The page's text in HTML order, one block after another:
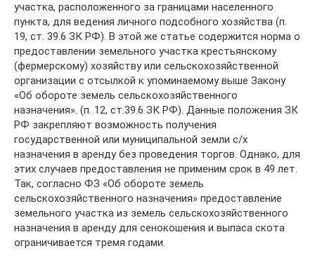
участка, расположенного за границами населенного
пункта, для ведения личного подсобного хозяйства (п.
19, ст. 39.6 ЗК РФ). В этой же статье содержится норма о
предоставлении земельного участка крестьянскому
(фермерскому) хозяйству или сельскохозяйственной
организации с отсылкой к упоминаемому выше Закону
«Об обороте земель сельскохозяйственного
назначения». (п. 12, ст.39.6 ЗК РФ). Данные положения ЗК
РФ закрепляют возможность получения
государственной или муниципальной земли с/х
назначения в аренду без проведения торгов. Однако, для
этих случаев предоставления не применим срок в 49 лет.
Так, согласно ФЗ «Об обороте земель
сельскохозяйственного назначения» предоставление
земельного участка из земель сельскохозяйственного
назначения в аренду для сенокошения и выпаса скота
ограничивается тремя годами.